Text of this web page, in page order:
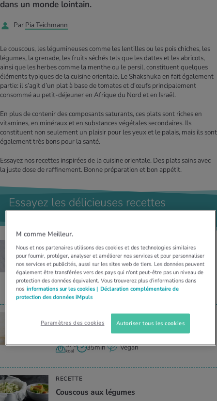
ACTUELS DANS LE DOMAINE ALIMENTATION
Calculateur d’IMC
Calculez votre besoin en calories
ACTUELS DANS LE DOMAINE MOUVEMENT
Calculer la consommation de calories
Course & Jogging
ACTUELS DANS LE DOMAINE RELAXATION
Travail et santé
Détente active
des femmes
ACTUELS DANS LE DOMAINE MÉDECINE
Réduire la tension artérielle
Douleurs nerveuses
ACTUELS DANS LE DOMAINE SERVICE
Tool, test et quiz
dans un monde lointain.
Par Pia Teichmann
Le couscous, les légumineuses comme les lentilles ou les pois chiches, les
légumes, la grenade, les fruits séchés tels que les dattes et les abricots,
ainsi que les herbes comme la menthe ou le persil, constituent quelques
éléments typiques de la cuisine orientale. Le Shakshuka en fait également
partie: il s’agit d’un plat à base de tomates et d'œufs principalement
consommé au petit-déjeuner en Afrique du Nord et en Israël.
En plus de contenir des composants saturants, ces plats sont riches en
vitamines, en minéraux et en substances végétales secondaires. Ils
constituent non seulement un plaisir pour les yeux et le palais, mais ils sont
également très bons pour la santé.
Essayez nos recettes inspirées de la cuisine orientale. Des plats sains avec
la juste dose de raffinement. Bonne préparation et bon appétit.
Essayez les délicieuses recettes
orientales
Auber­gines et galettes sur le gril avec sauce
au yogourt
740
kcal 40min Végétarien
Soupe orien­tale de pois chiches
370
kcal 35min Végan
RECETTE
Cous­cous aux légumes
M comme Meilleur.
Nous et nos partenaires utilisons des cookies et des technologies similaires
pour fournir, protéger, analyser et améliorer nos services et pour personnaliser
nos services et publicités, aussi sur les sites web de tiers. Les données peuvent
également être transférées vers des pays qui n'ont peut-être pas un niveau de
protection des données équivalent. Vous trouverez plus d'informations dans
nos informations sur les cookies | Déclaration complémentaire de
protection des données iMpuls
Paramètres des cookies Autoriser tous les cookies